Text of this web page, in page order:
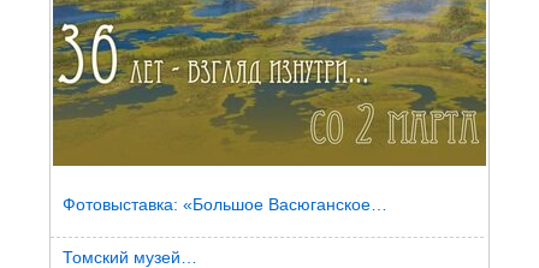
Фотовыставка: «Большое Васюганское…
Томский музей…